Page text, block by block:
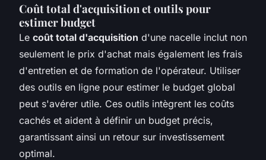
Coût total d'acquisition et outils pour
estimer budget
Le coût total d'acquisition d'une nacelle inclut non
seulement le prix d'achat mais également les frais
d'entretien et de formation de l'opérateur. Utiliser
des outils en ligne pour estimer le budget global
peut s'avérer utile. Ces outils intègrent les coûts
cachés et aident à définir un budget précis,
garantissant ainsi un retour sur investissement
optimal.